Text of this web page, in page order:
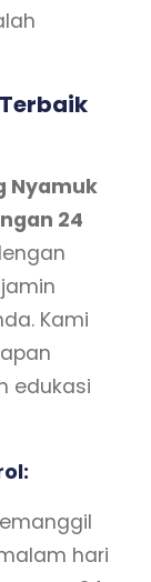
Nyamuk
24
Kami
edukasi
hari